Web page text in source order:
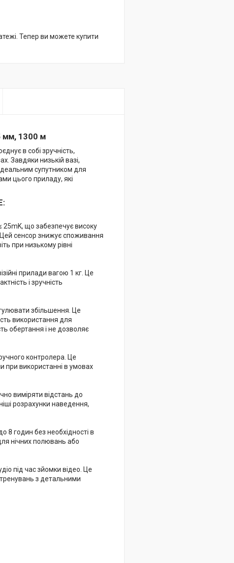
Тепер ви можете купити
мм, 1300 м
в собі зручність,
Завдяки низькій вазі,
супутником для
цього приладу, які
25mK, що забезпечує високу
Цей сенсор знижує споживання
при низькому рівні
прилади вагою 1 кг. Це
і зручність
збільшення. Це
використання для
обертання і не дозволяє
контролера. Це
при використанні в умовах
виміряти відстань до
розрахунки наведення,
8 годин без необхідності в
нічних полювань або
під час зйомки відео. Це
з детальними